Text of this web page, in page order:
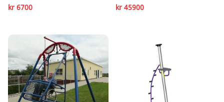
kr 6700 kr 45900